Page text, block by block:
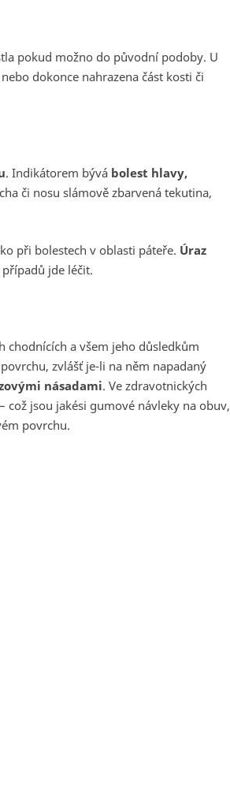
pokud možno do původní podoby. U
dokonce nahrazena část kosti či
. Indikátorem bývá bolest hlavy,
či nosu slámově zbarvená tekutina,
při bolestech v oblasti páteře. Úraz
jde léčit.
chodnících a všem jeho důsledkům
zvlášť je-li na něm napadaný
násadami. Ve zdravotnických
– což jsou jakési gumové návleky na obuv,
povrchu.